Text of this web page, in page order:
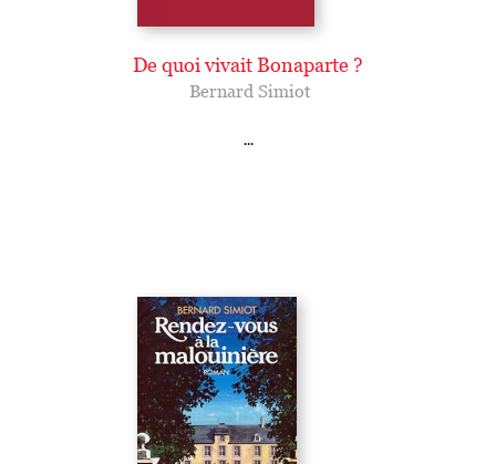
De quoi vivait Bonaparte ?
Bernard Simiot
...